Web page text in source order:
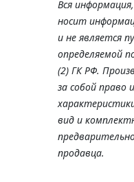
Вся
носит
и не является
определяемой
(2) ГК РФ.
за собой право
вид и
продавца.